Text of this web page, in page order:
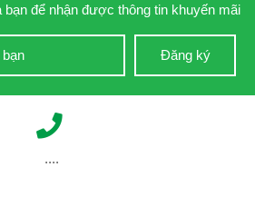
bạn để nhận được thông tin khuyến mãi
Đăng ký
....